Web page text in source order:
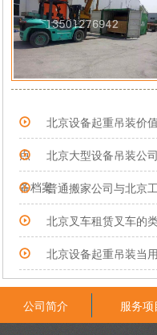
北京设备起重吊装价
点
北京大型设备吊装公
备档案普通搬家公司与北京
北京叉车租赁叉车的
北京设备起重吊装当
时
公司简介
服务项